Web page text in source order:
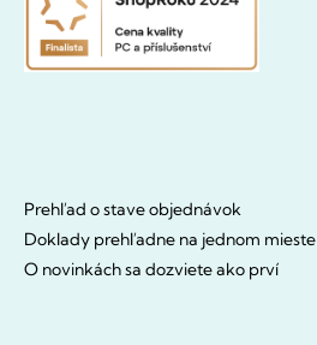
Prehľad o stave objednávok
Doklady prehľadne na jednom mieste
O novinkách sa dozviete ako prví